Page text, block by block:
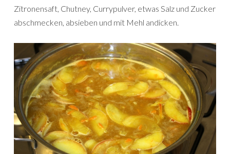
Zitronensaft, Chutney, Currypulver, etwas Salz und Zucker
abschmecken, absieben und mit Mehl andicken.